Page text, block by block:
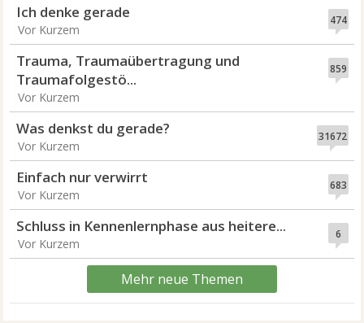
474
Ich denke gerade
Vor Kurzem
859
Trauma, Traumaübertragung und
Traumafolgestö...
Vor Kurzem
31672
Was denkst du gerade?
Vor Kurzem
683
Einfach nur verwirrt
Vor Kurzem
6
Schluss in Kennenlernphase aus heitere...
Vor Kurzem
Mehr neue Themen